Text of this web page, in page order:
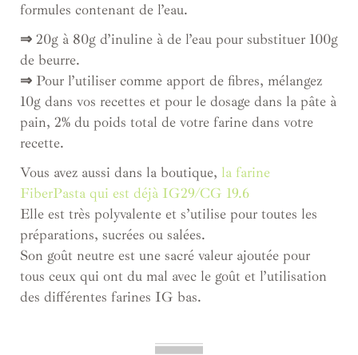
formules contenant de l’eau.
⇒ 20g à 80g d’inuline à de l’eau pour substituer 100g
de beurre.
⇒ Pour l’utiliser comme apport de fibres, mélangez
10g dans vos recettes et pour le dosage dans la pâte à
pain, 2% du poids total de votre farine dans votre
recette.
Vous avez aussi dans la boutique, la farine
FiberPasta qui est déjà IG29/CG 19.6
Elle est très polyvalente et s’utilise pour toutes les
préparations, sucrées ou salées.
Son goût neutre est une sacré valeur ajoutée pour
tous ceux qui ont du mal avec le goût et l’utilisation
des différentes farines IG bas.